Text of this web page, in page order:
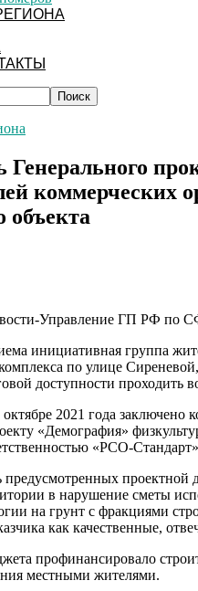
Генерального
коммерческих
объекта
Управление ГП РФ по
инициативная группа
по улице
доступности проходить
октябре 2021 года
«Демография»
«РСО-
предусмотренных
в нарушение сметы
на грунт с фракциями
как качественные,
профинансировало
местными жителями.